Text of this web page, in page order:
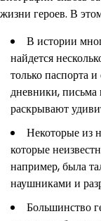
жизни героев. В
В истории
найдется
только паспорта
дневники, письма
раскрывают
Некоторые из
которые
например, была
наушниками и
Большинство